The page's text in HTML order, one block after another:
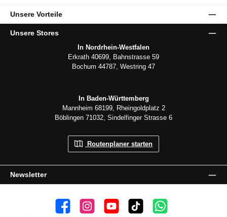
Unsere Vorteile
Newsletter
Unsere Stores
In Nordrhein-Westfalen
Erkrath 40699, Bahnstrasse 59
Bochum 44787, Westring 47
In Baden-Württemberg
Mannheim 68199, Rheingoldplatz 2
Böblingen 71032, Sindelfinger Strasse 6
Routenplaner starten
👍 4.500 Gefällt mir📸 38.000 Follower📺 20 Abonnenten🎵1.800 FollowerKanal abonnieren